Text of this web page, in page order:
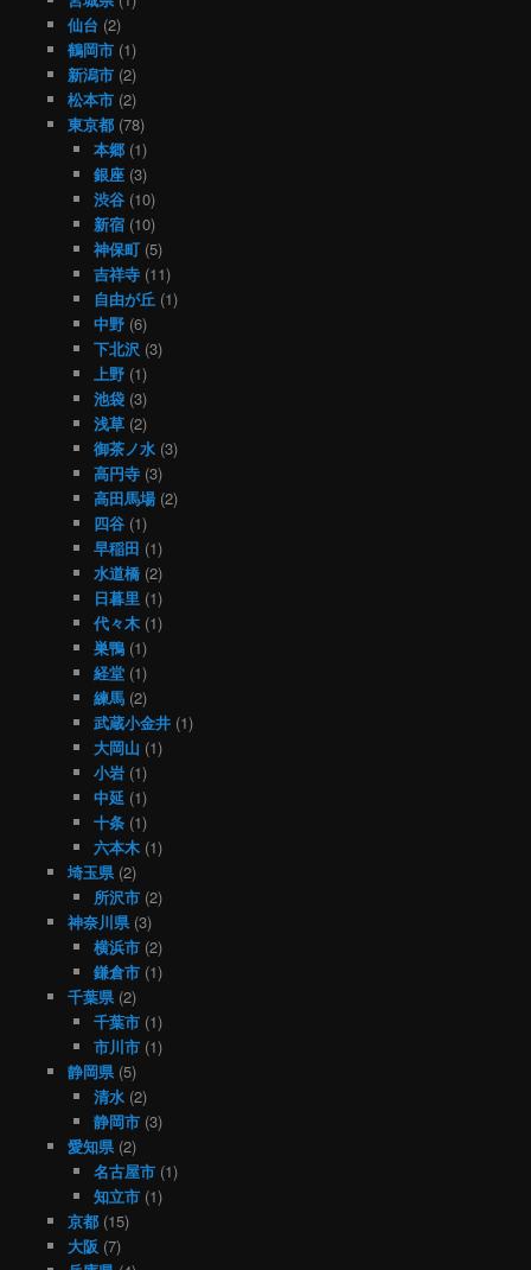
仙台 (2)
鶴岡市(1)
新潟市(2)
松本市(2)
東京都(78)
本郷 (1)
銀座 (3)
渋谷 (10)
新宿 (10)
神保町 (5)
吉祥寺 (11)
自由が丘 (1)
中野 (6)
下北沢 (3)
上野 (1)
池袋 (3)
浅草 (2)
御茶ノ水 (3)
高円寺 (3)
高田馬場 (2)
四谷 (1)
早稲田 (1)
水道橋 (2)
日暮里 (1)
代々木 (1)
巣鴨 (1)
経堂 (1)
練馬 (2)
武蔵小金井 (1)
大岡山 (1)
小岩 (1)
中延 (1)
十条 (1)
六本木 (1)
埼玉県(2)
所沢市 (2)
神奈川県(3)
横浜市 (2)
鎌倉市 (1)
千葉県(2)
千葉市 (1)
市川市 (1)
静岡県(5)
清水 (2)
静岡市 (3)
愛知県(2)
名古屋市 (1)
知立市 (1)
京都(15)
大阪 (7)